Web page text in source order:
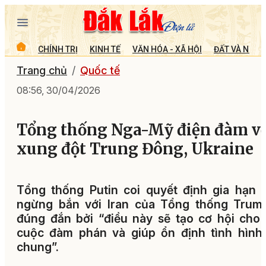
CHÍNH TRỊ KINH TẾ VĂN HÓA - XÃ HỘI ĐẤT VÀ
Trang chủ Quốc tế
08:56, 30/04/2026
Tổng thống Nga-Mỹ điện đàm
xung đột Trung Đông, Ukraine
Tổng thống Putin coi quyết định gia hạn
ngừng bắn với Iran của Tổng thống
đúng đắn bởi “điều này sẽ tạo cơ hội cho
cuộc đàm phán và giúp ổn định tình hình
chung”.